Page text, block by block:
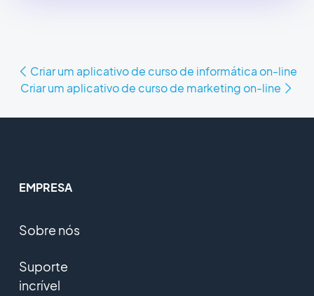
Criar um aplicativo de curso de informática on-line
Criar um aplicativo de curso de marketing on-line
EMPRESA
Sobre nós
Suporte
incrível